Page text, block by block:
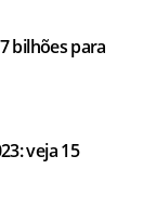
bilhões para
veja 15